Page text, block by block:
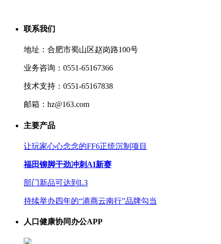
联系我们
地址：合肥市蜀山区赵岗路100号
业务咨询：0551-65167366
技术支持：0551-65167838
邮箱：hz@163.com
主要产品
让玩家心心念念的FF6正统沉制项目
福田铆脚干劲冲刺AI新赛
部门新品可达到L3
持续举办四年的“港商云南行”品牌勾当
人口健康协同办公APP